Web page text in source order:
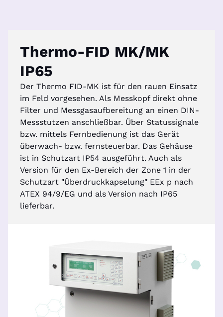
Thermo-FID MK/MK
IP65
Der Thermo FID-MK ist für den rauen Einsatz
im Feld vorgesehen. Als Messkopf direkt ohne
Filter und Messgasaufbereitung an einen DIN-
Messstutzen anschließbar. Über Statussignale
bzw. mittels Fernbedienung ist das Gerät
überwach- bzw. fernsteuerbar. Das Gehäuse
ist in Schutzart IP54 ausgeführt. Auch als
Version für den Ex-Bereich der Zone 1 in der
Schutzart "Überdruckkapselung" EEx p nach
ATEX 94/9/EG und als Version nach IP65
lieferbar.